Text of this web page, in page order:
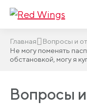
Главная Вопросы и
Не могу поменять
обстановкой, могу я
Вопросы